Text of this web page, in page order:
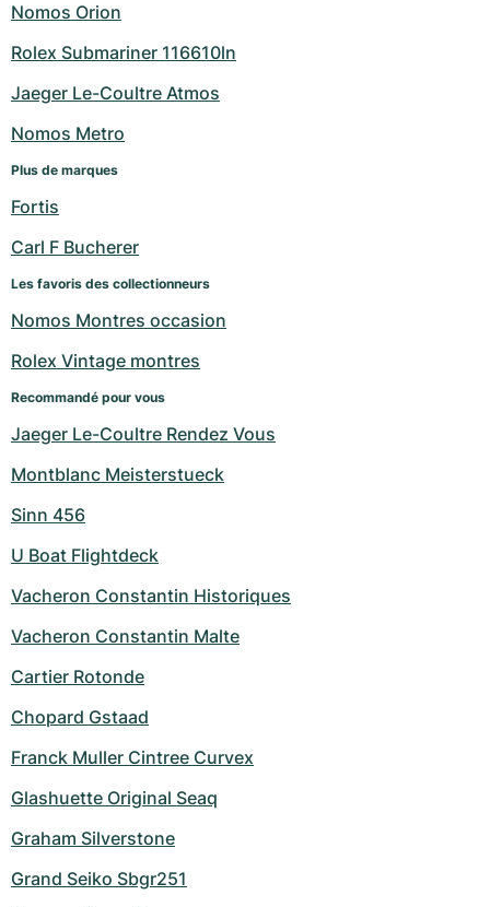
Nomos Orion
Rolex Submariner 116610ln
Jaeger Le-Coultre Atmos
Nomos Metro
Plus de marques
Fortis
Carl F Bucherer
Les favoris des collectionneurs
Nomos Montres occasion
Rolex Vintage montres
Recommandé pour vous
Jaeger Le-Coultre Rendez Vous
Montblanc Meisterstueck
Sinn 456
U Boat Flightdeck
Vacheron Constantin Historiques
Vacheron Constantin Malte
Cartier Rotonde
Chopard Gstaad
Franck Muller Cintree Curvex
Glashuette Original Seaq
Graham Silverstone
Grand Seiko Sbgr251